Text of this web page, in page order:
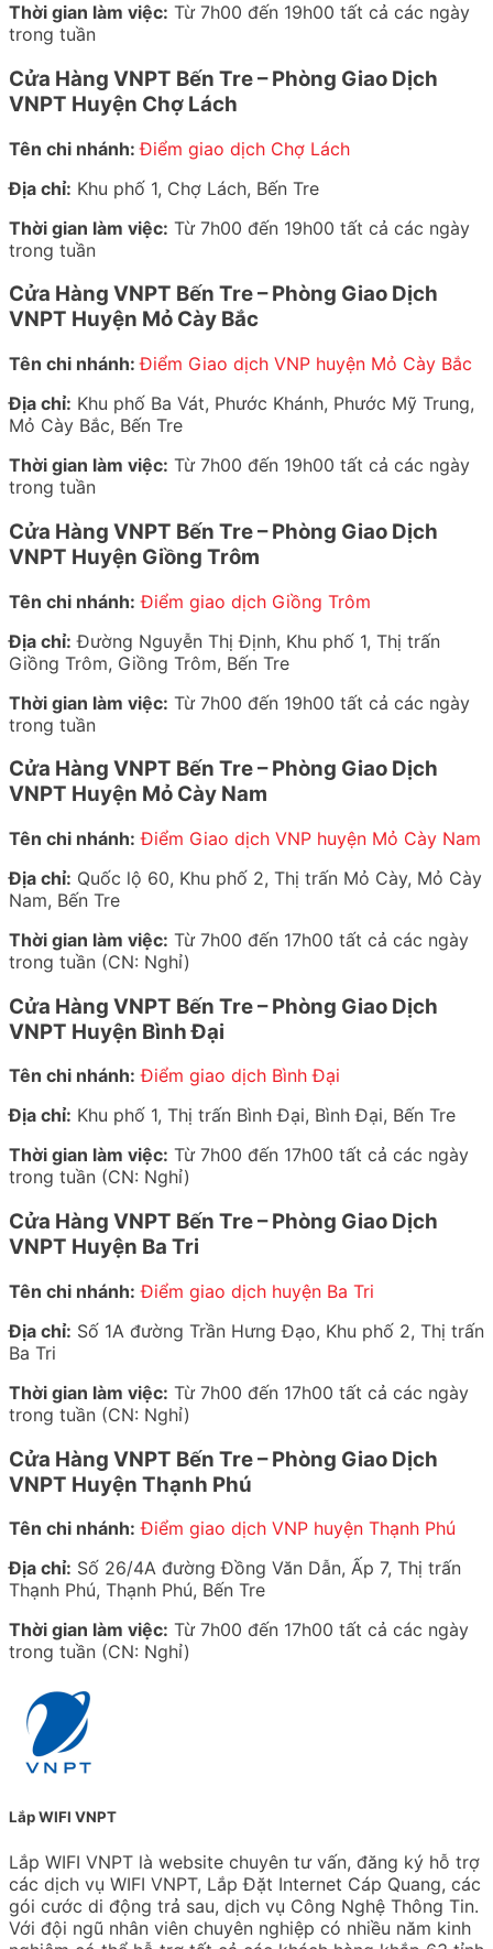
Thời gian làm việc: Từ 7h00 đến 19h00 tất cả các ngày
trong tuần
Cửa Hàng VNPT Bến Tre – Phòng Giao Dịch
VNPT Huyện Chợ Lách
Tên chi nhánh:Điểm giao dịch Chợ Lách
Địa chỉ: Khu phố 1, Chợ Lách, Bến Tre
Thời gian làm việc: Từ 7h00 đến 19h00 tất cả các ngày
trong tuần
Cửa Hàng VNPT Bến Tre – Phòng Giao Dịch
VNPT Huyện Mỏ Cày Bắc
Tên chi nhánh:Điểm Giao dịch VNP huyện Mỏ Cày Bắc
Địa chỉ: Khu phố Ba Vát, Phước Khánh, Phước Mỹ Trung,
Mỏ Cày Bắc, Bến Tre
Thời gian làm việc: Từ 7h00 đến 19h00 tất cả các ngày
trong tuần
Cửa Hàng VNPT Bến Tre – Phòng Giao Dịch
VNPT Huyện Giồng Trôm
Tên chi nhánh: Điểm giao dịch Giồng Trôm
Địa chỉ: Đường Nguyễn Thị Định, Khu phố 1, Thị trấn
Giồng Trôm, Giồng Trôm, Bến Tre
Thời gian làm việc: Từ 7h00 đến 19h00 tất cả các ngày
trong tuần
Cửa Hàng VNPT Bến Tre – Phòng Giao Dịch
VNPT Huyện Mỏ Cày Nam
Tên chi nhánh: Điểm Giao dịch VNP huyện Mỏ Cày Nam
Địa chỉ: Quốc lộ 60, Khu phố 2, Thị trấn Mỏ Cày, Mỏ Cày
Nam, Bến Tre
Thời gian làm việc: Từ 7h00 đến 17h00 tất cả các ngày
trong tuần (CN: Nghỉ)
Cửa Hàng VNPT Bến Tre – Phòng Giao Dịch
VNPT Huyện Bình Đại
Tên chi nhánh: Điểm giao dịch Bình Đại
Địa chỉ: Khu phố 1, Thị trấn Bình Đại, Bình Đại, Bến Tre
Thời gian làm việc: Từ 7h00 đến 17h00 tất cả các ngày
trong tuần (CN: Nghỉ)
Cửa Hàng VNPT Bến Tre – Phòng Giao Dịch
VNPT Huyện Ba Tri
Tên chi nhánh: Điểm giao dịch huyện Ba Tri
Địa chỉ: Số 1A đường Trần Hưng Đạo, Khu phố 2, Thị trấn
Ba Tri
Thời gian làm việc: Từ 7h00 đến 17h00 tất cả các ngày
trong tuần (CN: Nghỉ)
Cửa Hàng VNPT Bến Tre – Phòng Giao Dịch
VNPT Huyện Thạnh Phú
Tên chi nhánh: Điểm giao dịch VNP huyện Thạnh Phú
Địa chỉ: Số 26/4A đường Đồng Văn Dẫn, Ấp 7, Thị trấn
Thạnh Phú, Thạnh Phú, Bến Tre
Thời gian làm việc: Từ 7h00 đến 17h00 tất cả các ngày
trong tuần (CN: Nghỉ)
Lắp WIFI VNPT
Lắp WIFI VNPT là website chuyên tư vấn, đăng ký hỗ trợ
các dịch vụ WIFI VNPT, Lắp Đặt Internet Cáp Quang, các
gói cước di động trả sau, dịch vụ Công Nghệ Thông Tin.
Với đội ngũ nhân viên chuyên nghiệp có nhiều năm kinh